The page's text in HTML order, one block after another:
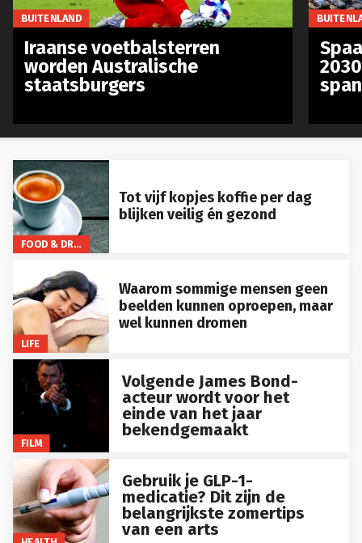
FOOD & DRINKS
Tot vijf kopjes koffie per dag
blijken veilig én gezond
LIFE
Waarom sommige mensen geen
beelden kunnen oproepen, maar
wel kunnen dromen
FILM
Volgende James Bond-
acteur wordt voor het
einde van het jaar
bekendgemaakt
HEALTH
Gebruik je GLP-1-
medicatie? Dit zijn de
belangrijkste zomertips
van een arts
BUITENLAND
Iraanse voetbalsterren
worden Australische
staatsburgers